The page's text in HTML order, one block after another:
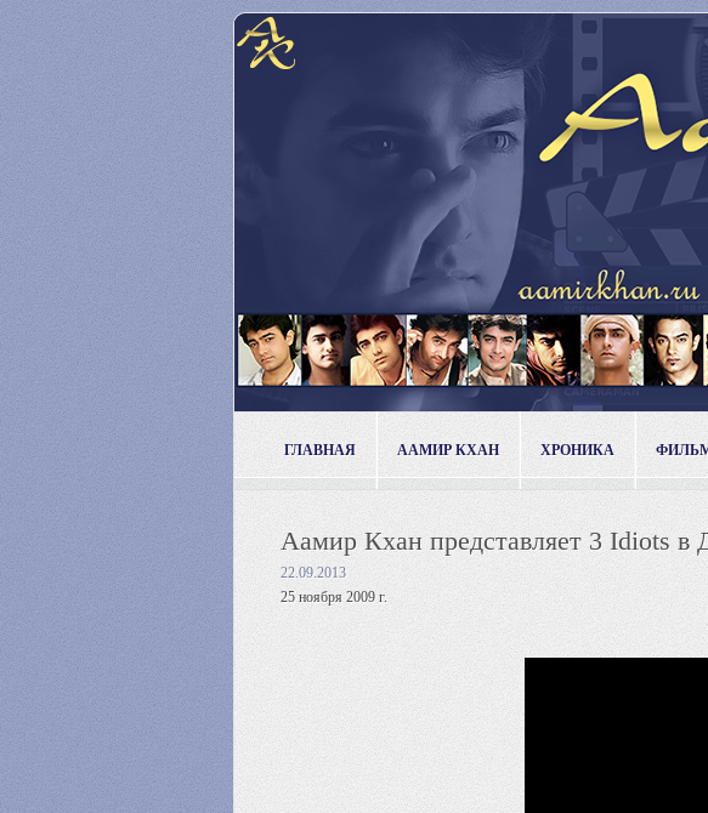
ГЛАВНАЯ ААМИР КХАН ХРОНИКА
Аамир Кхан представляет 3 Idiots в
22.09.2013
25 ноября 2009 г.